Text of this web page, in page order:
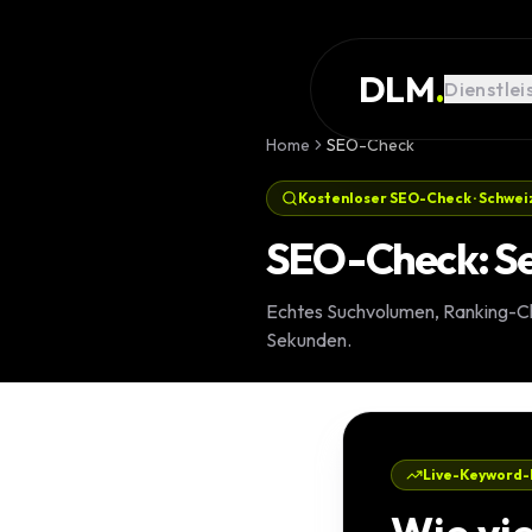
DLM.
DIENSTLEISTUNG
REFERENZEN
WISSEN
GLOSSAR
MAGAZIN
KONFIGURATOR
RECHNER
PROJEKT
Premium
Komplexe
Home SEO-Check
Kostenloser SEO-Check ·
SEO-Check:
Echtes Suchvolumen, Ranking-
Sekunden.
Live-Keyword-